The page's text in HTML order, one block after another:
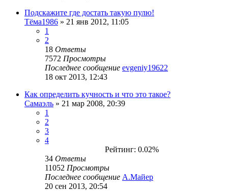
Подскажите где достать такую пулю!
Тёма1986 » 21 янв 2012, 11:05
1
2
18 Ответы
7572 Просмотры
Последнее сообщение evgeniy19622
18 окт 2013, 12:43
Как определить кучность и что это такое?
Самаэль » 21 мар 2008, 20:39
1
2
3
4
Рейтинг: 0.02%
34 Ответы
11052 Просмотры
Последнее сообщение А.Майер
20 сен 2013, 20:54